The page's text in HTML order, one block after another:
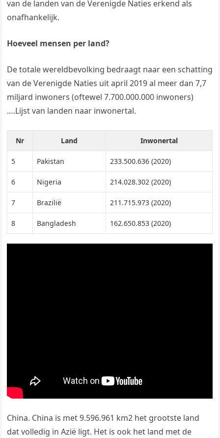
van de landen van de Verenigde Naties erkend als
onafhankelijk.
Hoeveel mensen per land?
De totale wereldbevolking bedraagt naar een schatting
van de Verenigde Naties uit april 2019 al meer dan 7,7
miljard inwoners (oftewel 7.700.000.000 inwoners)
….Lijst van landen naar inwonertal.
Nr Land Inwonertal
5 Pakistan 233.500.636 (2020)
6 Nigeria 214.028.302 (2020)
7 Brazilië 211.715.973 (2020)
8 Bangladesh 162.650.853 (2020)
China. China is met 9.596.961 km2 het grootste land
dat volledig in Azië ligt. Het is ook het land met de